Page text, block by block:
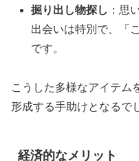
掘り出し物探し ：思
出会いは特別で、「
です。
こうした多様なアイテム
形成する手助けとなるで
経済的なメリット